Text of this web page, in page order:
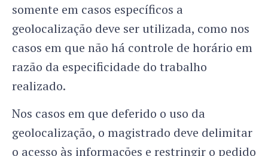
somente em casos específicos a
geolocalização deve ser utilizada, como nos
casos em que não há controle de horário em
razão da especificidade do trabalho
realizado.
Nos casos em que deferido o uso da
geolocalização, o magistrado deve delimitar
o acesso às informações e restringir o pedido